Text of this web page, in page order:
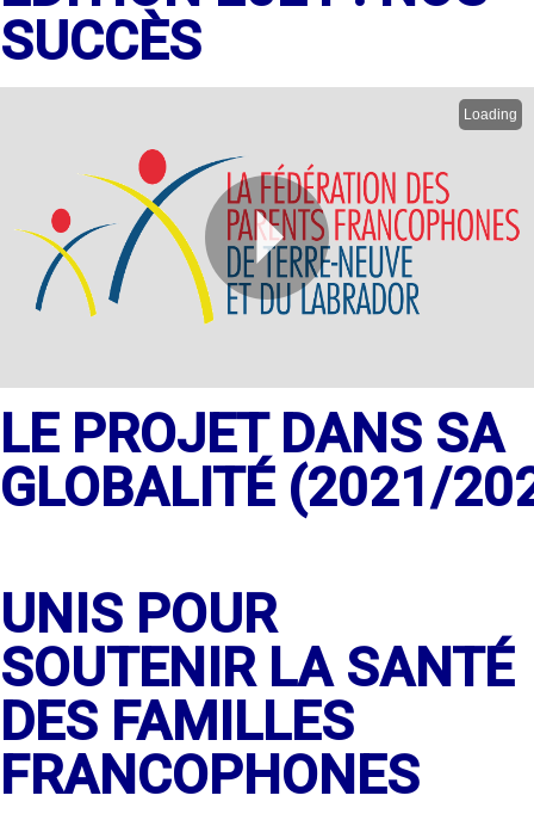
SUCCÈS
P
Loading
LE PROJET DANS SA
GLOBALITÉ (2021/
UNIS POUR
SOUTENIR LA SANTÉ
DES FAMILLES
FRANCOPHONES